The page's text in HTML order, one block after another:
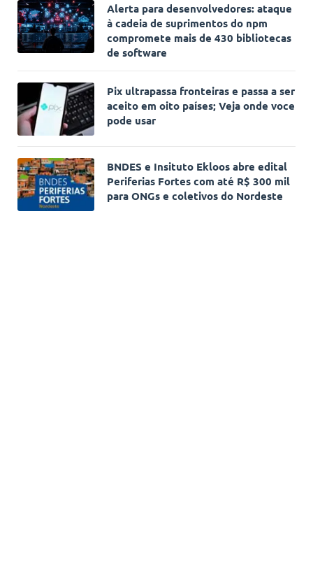
Alerta para desenvolvedores: ataque
à cadeia de suprimentos do npm
compromete mais de 430 bibliotecas
de software
Pix ultrapassa fronteiras e passa a ser
aceito em oito países; Veja onde voce
pode usar
BNDES e Insituto Ekloos abre edital
Periferias Fortes com até R$ 300 mil
para ONGs e coletivos do Nordeste